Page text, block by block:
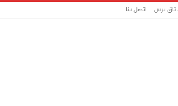
تاق برس اتصل بنا